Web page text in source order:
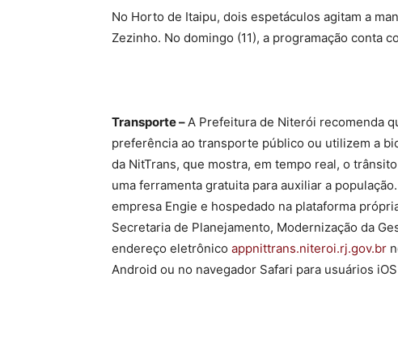
No Horto de Itaipu, dois espetáculos agitam a
Zezinho. No domingo (11), a programação conta
Transporte – A Prefeitura de Niterói recomenda
preferência ao transporte público ou utilizem a
da NitTrans, que mostra, em tempo real, o
uma ferramenta gratuita para auxiliar a
empresa Engie e hospedado na plataforma
Secretaria de Planejamento, Modernização da
endereço eletrônico appnittrans.niteroi.rj.gov.br
Android ou no navegador Safari para usuários